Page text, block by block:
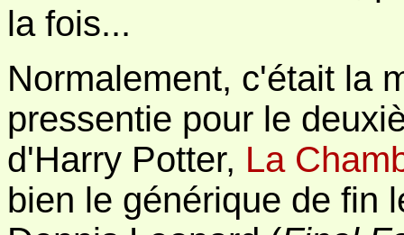
la fois...
Normalement, c'était la
pressentie pour le
d'Harry Potter, La
bien le générique de fin